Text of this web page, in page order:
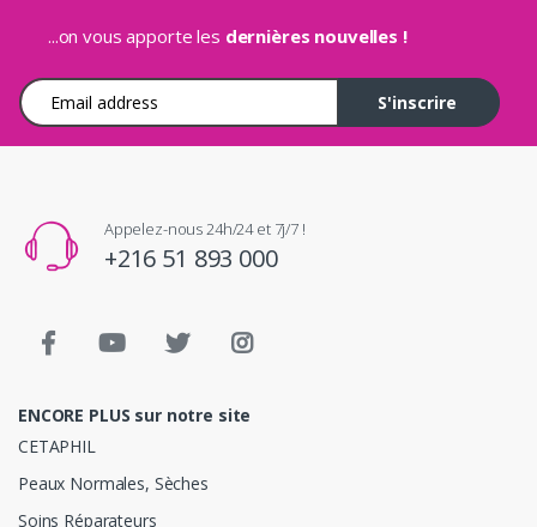
...on vous apporte les dernières nouvelles !
Adresse e-mail
S'inscrire
Appelez-nous 24h/24 et 7j/7 !
+216 51 893 000
ENCORE PLUS sur notre site
CETAPHIL
Peaux Normales, Sèches
Soins Réparateurs